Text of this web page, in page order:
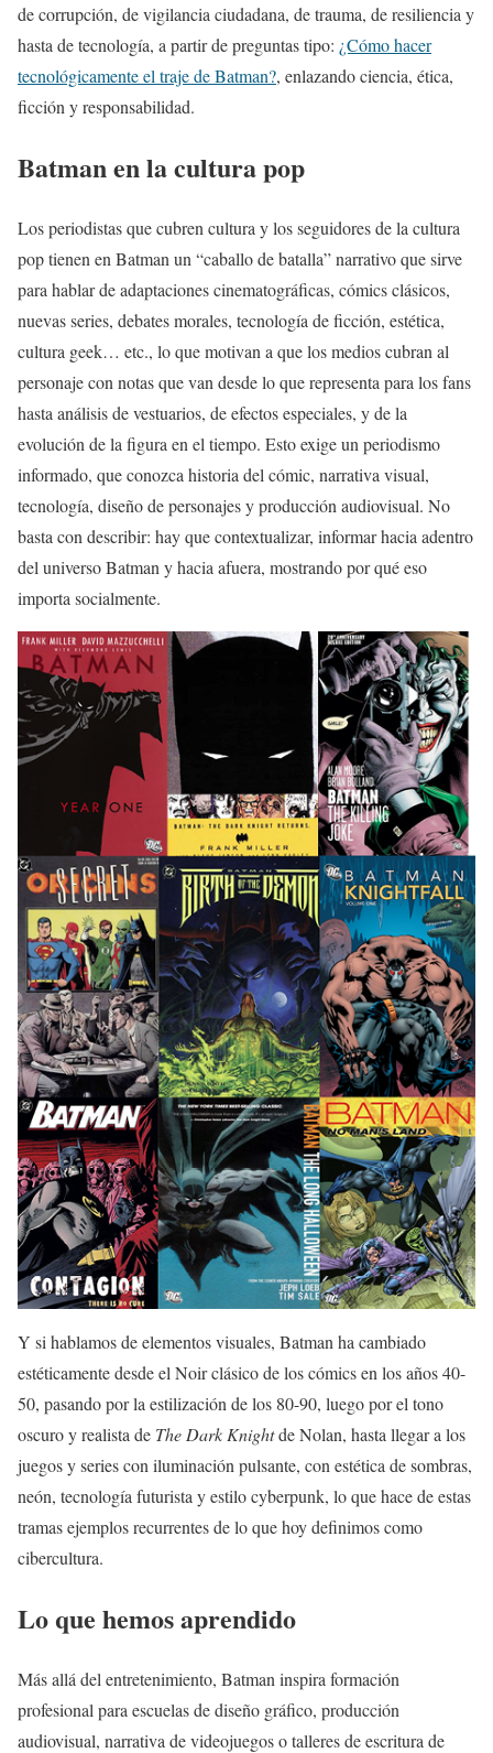
de corrupción, de vigilancia ciudadana, de trauma, de resiliencia y
hasta de tecnología, a partir de preguntas tipo: ¿Cómo hacer
tecnológicamente el traje de Batman?, enlazando ciencia, ética,
ficción y responsabilidad.
Batman en la cultura pop
Los periodistas que cubren cultura y los seguidores de la cultura
pop tienen en Batman un “caballo de batalla” narrativo que sirve
para hablar de adaptaciones cinematográficas, cómics clásicos,
nuevas series, debates morales, tecnología de ficción, estética,
cultura geek… etc., lo que motivan a que los medios cubran al
personaje con notas que van desde lo que representa para los fans
hasta análisis de vestuarios, de efectos especiales, y de la
evolución de la figura en el tiempo. Esto exige un periodismo
informado, que conozca historia del cómic, narrativa visual,
tecnología, diseño de personajes y producción audiovisual. No
basta con describir: hay que contextualizar, informar hacia adentro
del universo Batman y hacia afuera, mostrando por qué eso
importa socialmente.
Y si hablamos de elementos visuales, Batman ha cambiado
estéticamente desde el Noir clásico de los cómics en los años 40-
50, pasando por la estilización de los 80-90, luego por el tono
oscuro y realista de The Dark Knightde Nolan, hasta llegar a los
juegos y series con iluminación pulsante, con estética de sombras,
neón, tecnología futurista y estilo cyberpunk, lo que hace de estas
tramas ejemplos recurrentes de lo que hoy definimos como
cibercultura.
Lo que hemos aprendido
Más allá del entretenimiento, Batman inspira formación
profesional para escuelas de diseño gráfico, producción
audiovisual, narrativa de videojuegos o talleres de escritura de